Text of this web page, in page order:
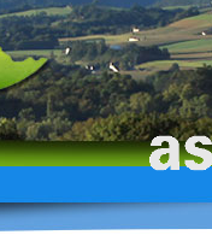
ENFANCE
TOURISME
HISTOIRE